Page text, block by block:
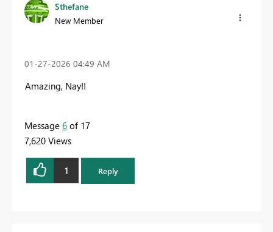
Sthefane
New Member
‎01-27-2026 04:49 AM
Amazing, Nay!!
Message 6 of 17
7,620 Views
1 Reply